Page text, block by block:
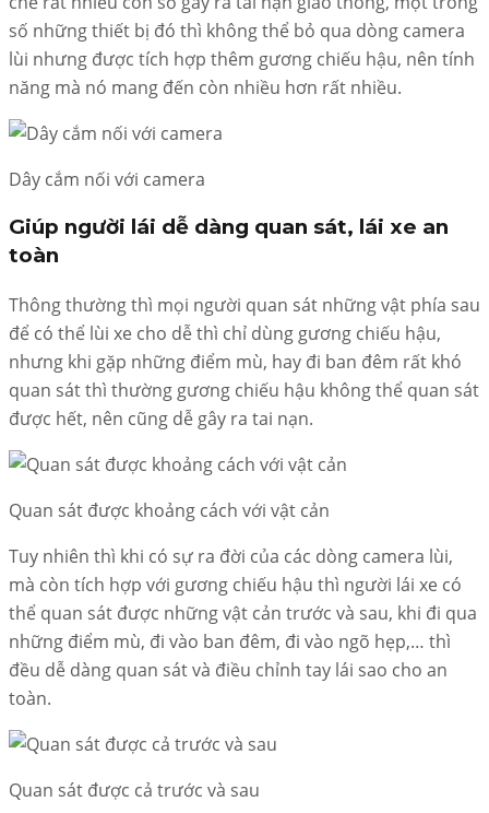
số những thiết bị đó thì không thể bỏ qua dòng camera
lùi nhưng được tích hợp thêm gương chiếu hậu, nên tính
năng mà nó mang đến còn nhiều hơn rất nhiều.
Dây cắm nối với camera
Giúp người lái dễ dàng quan sát, lái xe an
toàn
Thông thường thì mọi người quan sát những vật phía sau
để có thể lùi xe cho dễ thì chỉ dùng gương chiếu hậu,
nhưng khi gặp những điểm mù, hay đi ban đêm rất khó
quan sát thì thường gương chiếu hậu không thể quan sát
được hết, nên cũng dễ gây ra tai nạn.
Quan sát được khoảng cách với vật cản
Tuy nhiên thì khi có sự ra đời của các dòng camera lùi,
mà còn tích hợp với gương chiếu hậu thì người lái xe có
thể quan sát được những vật cản trước và sau, khi đi qua
những điểm mù, đi vào ban đêm, đi vào ngõ hẹp,… thì
đều dễ dàng quan sát và điều chỉnh tay lái sao cho an
toàn.
Quan sát được cả trước và sau